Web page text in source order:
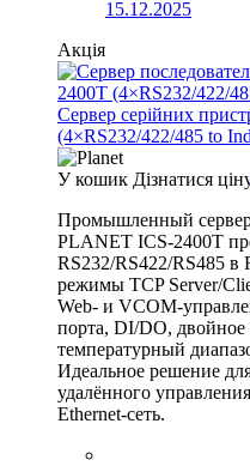
15.12.2025
Акція
Сервер серійних
(4×RS232/422/485 to
У кошик Дізнатися
Промышленный сервер
PLANET ICS-2400T
RS232/RS422/RS485 в
режимы TCP Server/
Web- и VCOM-
порта, DI/DO,
температурный
Идеальное решение
удалённого
Ethernet-сеть.